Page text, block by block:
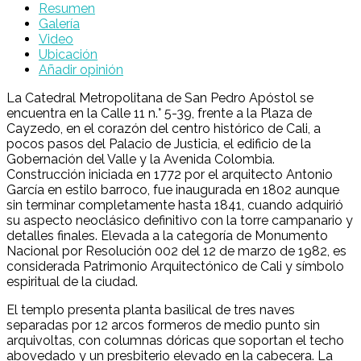
Resumen
Galería
Video
Ubicación
Añadir opinión
La Catedral Metropolitana de San Pedro Apóstol se
encuentra en la Calle 11 n.° 5-39, frente a la Plaza de
Cayzedo, en el corazón del centro histórico de Cali, a
pocos pasos del Palacio de Justicia, el edificio de la
Gobernación del Valle y la Avenida Colombia.
Construcción iniciada en 1772 por el arquitecto Antonio
García en estilo barroco, fue inaugurada en 1802 aunque
sin terminar completamente hasta 1841, cuando adquirió
su aspecto neoclásico definitivo con la torre campanario y
detalles finales. Elevada a la categoría de Monumento
Nacional por Resolución 002 del 12 de marzo de 1982, es
considerada Patrimonio Arquitectónico de Cali y símbolo
espiritual de la ciudad.
El templo presenta planta basilical de tres naves
separadas por 12 arcos formeros de medio punto sin
arquivoltas, con columnas dóricas que soportan el techo
abovedado y un presbiterio elevado en la cabecera. La